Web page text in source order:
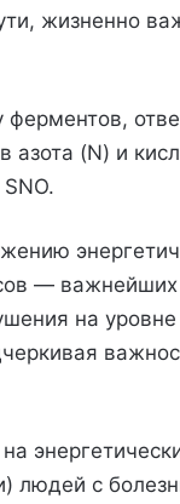
жизненно
азота (N) и
—
на
людей с